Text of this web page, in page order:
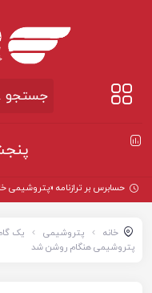
پنجشنبه
حسابرس بر ترازنامه «پتروشیمی
خانه پتروشیمی
یک
پتروشیمی هنگام روشن شد